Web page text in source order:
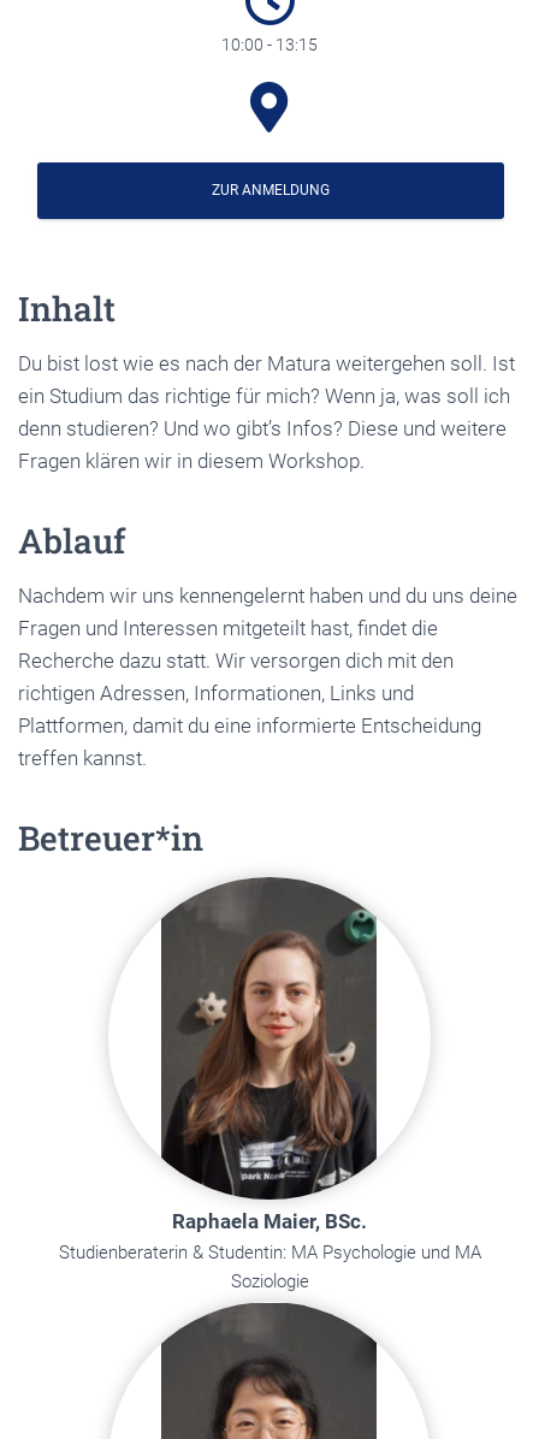
10:00 - 13:15
ZUR ANMELDUNG
Inhalt
Du bist lost wie es nach der Matura weitergehen soll. Ist
ein Studium das richtige für mich? Wenn ja, was soll ich
denn studieren? Und wo gibt’s Infos? Diese und weitere
Fragen klären wir in diesem Workshop.
Ablauf
Nachdem wir uns kennengelernt haben und du uns deine
Fragen und Interessen mitgeteilt hast, findet die
Recherche dazu statt. Wir versorgen dich mit den
richtigen Adressen, Informationen, Links und
Plattformen, damit du eine informierte Entscheidung
treffen kannst.
Betreuer*in
Raphaela Maier, BSc.
Studienberaterin & Studentin: MA Psychologie und MA
Soziologie